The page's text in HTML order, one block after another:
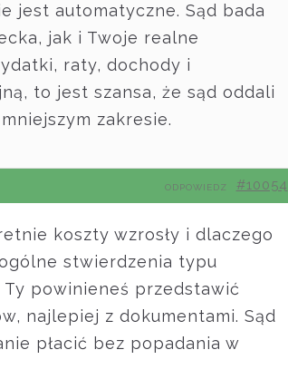
jest automatyczne. Sąd bada
jak i Twoje realne
raty, dochody i
to jest szansa, że sąd oddali
zakresie.
#10054
ODPOWIEDZ
koszty wzrosły i dlaczego
stwierdzenia typu
Ty powinieneś przedstawić
najlepiej z dokumentami. Sąd
płacić bez popadania w